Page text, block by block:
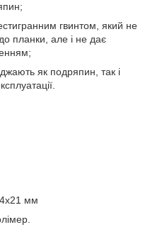
гвинтом, який не
планки, але і не дає
як подряпин, так і
мм